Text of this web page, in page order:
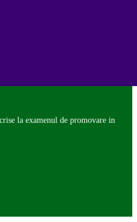
la examenul de promovare in